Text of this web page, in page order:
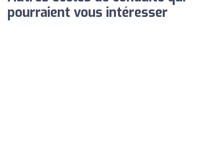
pourraient vous intéresser